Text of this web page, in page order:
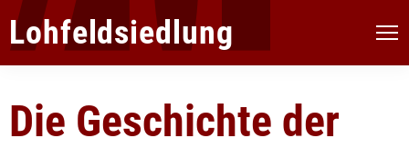
Lohfeldsiedlung
Die Geschichte der